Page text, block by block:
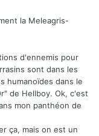
la Meleagris-
d'ennemis pour
sont dans les
humanoïdes dans le
de Hellboy. Ok, c'est
mon panthéon de
ça, mais on est un